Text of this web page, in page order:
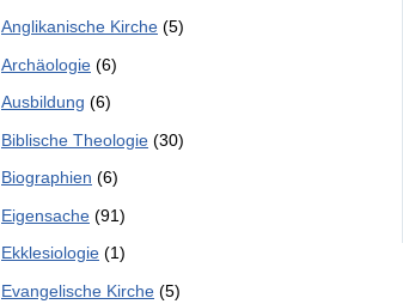
Anglikanische Kirche (5)
Archäologie (6)
Ausbildung (6)
Biblische Theologie (30)
Biographien (6)
Eigensache (91)
Ekklesiologie (1)
Evangelische Kirche (5)